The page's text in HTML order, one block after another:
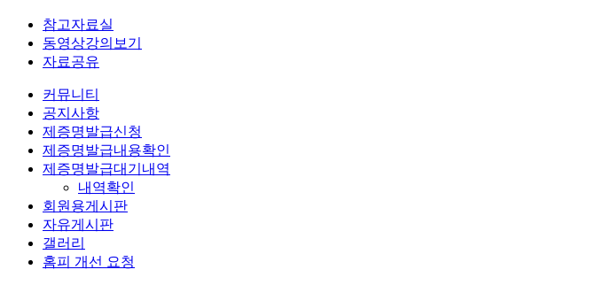
참고자료실
동영상강의보기
자료공유
커뮤니티
공지사항
제증명발급신청
제증명발급내용확인
제증명발급대기내역
내역확인
회원용게시판
자유게시판
갤러리
홈피 개선 요청